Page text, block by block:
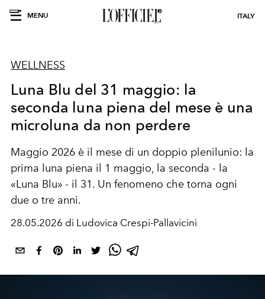
MENU ITALY
WELLNESS
Luna Blu del 31 maggio: la
seconda luna piena del mese è una
microluna da non perdere
Maggio 2026 è il mese di un doppio plenilunio: la
prima luna piena il 1 maggio, la seconda - la
«Luna Blu» - il 31. Un fenomeno che torna ogni
due o tre anni.
28.05.2026 di Ludovica Crespi-Pallavicini